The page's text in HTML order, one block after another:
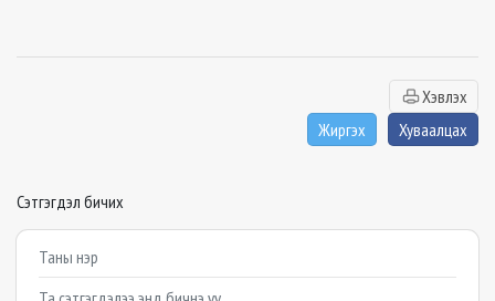
Хэвлэх
Жиргэх
Хуваалцах
Сэтгэгдэл бичих
Example textarea